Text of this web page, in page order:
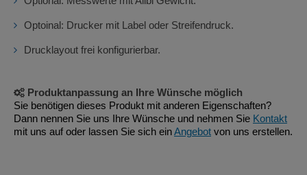
Optoinal: Drucker mit Label oder Streifendruck.
Drucklayout frei konfigurierbar.
Produktanpassung an Ihre Wünsche möglich
Sie benötigen dieses Produkt mit anderen Eigenschaften?
Dann nennen Sie uns Ihre Wünsche und nehmen Sie Kontakt
mit uns auf oder lassen Sie sich einAngebot von uns erstellen.